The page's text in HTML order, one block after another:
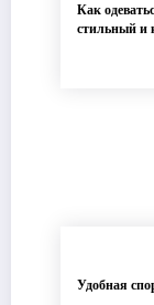
Как
стильный и
Удобная